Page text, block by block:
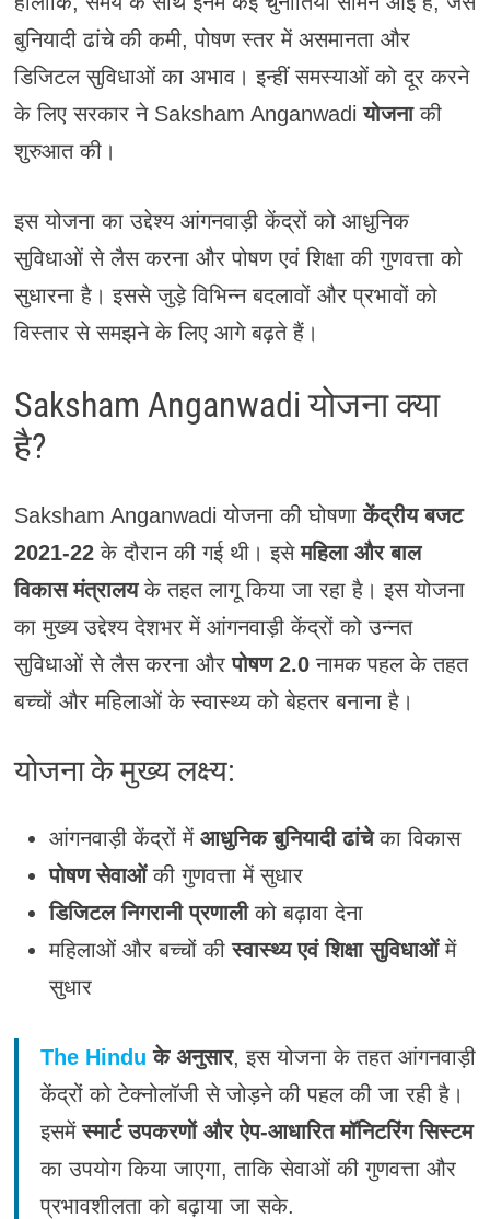
बुनियादी ढांचे की कमी, पोषण स्तर में असमानता और
डिजिटल सुविधाओं का अभाव। इन्हीं समस्याओं को दूर करने
के लिए सरकार ने Saksham Anganwadi योजनाकी
शुरुआत की।
इस योजना का उद्देश्य आंगनवाड़ी केंद्रों को आधुनिक
सुविधाओं से लैस करना और पोषण एवं शिक्षा की गुणवत्ता को
सुधारना है। इससे जुड़े विभिन्न बदलावों और प्रभावों को
विस्तार से समझने के लिए आगे बढ़ते हैं।
Saksham Anganwadi योजना क्या
है?
Saksham Anganwadi योजना की घोषणाकेंद्रीय बजट
2021-22के दौरान की गई थी। इसेमहिला और बाल
विकास मंत्रालयके तहत लागू किया जा रहा है। इस योजना
का मुख्य उद्देश्य देशभर में आंगनवाड़ी केंद्रों को उन्नत
सुविधाओं से लैस करना औरपोषण 2.0नामक पहल के तहत
बच्चों और महिलाओं के स्वास्थ्य को बेहतर बनाना है।
योजना के मुख्य लक्ष्य:
आंगनवाड़ी केंद्रों में आधुनिक बुनियादी ढांचेका विकास
पोषण सेवाओंकी गुणवत्ता में सुधार
डिजिटल निगरानी प्रणालीको बढ़ावा देना
महिलाओं और बच्चों कीस्वास्थ्य एवं शिक्षा सुविधाओंमें
सुधार
The Hindu के अनुसार, इस योजना के तहत आंगनवाड़ी
केंद्रों को टेक्नोलॉजी से जोड़ने की पहल की जा रही है।
इसमेंस्मार्ट उपकरणों और ऐप-आधारित मॉनिटरिंग सिस्टम
का उपयोग किया जाएगा, ताकि सेवाओं की गुणवत्ता और
प्रभावशीलता को बढ़ाया जा सके.